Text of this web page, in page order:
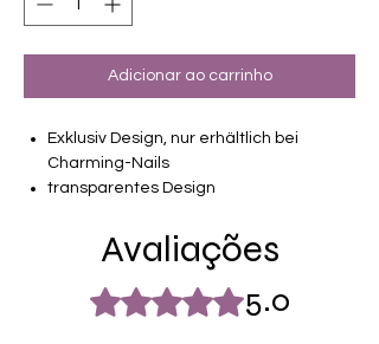
Adicionar ao carrinho
Exklusiv Design, nur erhältlich bei
Charming-Nails
transparentes Design
von unterschiedlicher Grösse (8.4mm –
16.5mm)
Für alle Nägel geeignet
Halten bis zu 14 Tage
Avaliações
Rated 5 out of 5 stars.5.0